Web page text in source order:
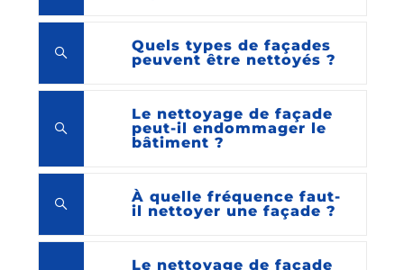
Quels types de façades
peuvent être nettoyés ?
Le nettoyage de façade
peut-il endommager le
bâtiment ?
À quelle fréquence faut-
il nettoyer une façade ?
Le nettoyage de façade